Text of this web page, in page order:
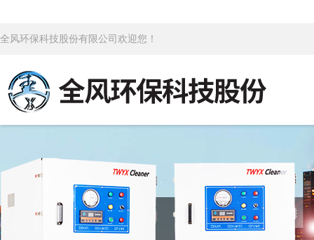
全风环保科技股份有限公司欢迎您！